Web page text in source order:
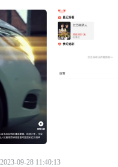
2023-09-28 11:40:13